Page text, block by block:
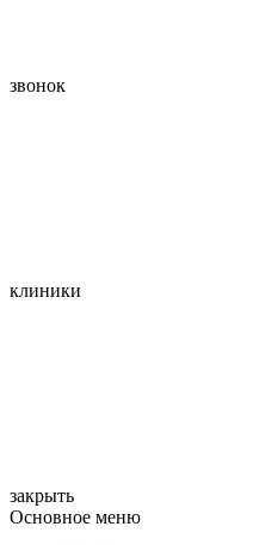
звонок
клиники
закрыть
Основное меню